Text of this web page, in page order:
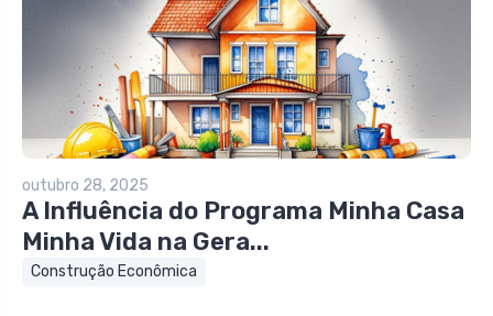
outubro 28, 2025
A Influência do Programa Minha Casa
Minha Vida na Gera...
Construção Econômica